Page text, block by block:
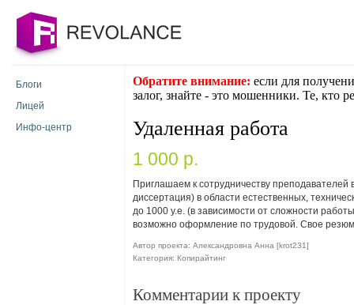
Блоги
Лицей
Инфо-центр
Обратите внимание: если для
залог, знайте - это мошенники. Те, кто
Удаленная работа
1 000 p.
Приглашаем к сотрудничеству
диссертация) в области естественных,
до 1000 у.е. (в зависимости от сложности
возможно оформление по трудовой. Свое
Автор проекта: Александровна Анна [krot231]
Категория: Копирайтинг
Комментарии к проекту